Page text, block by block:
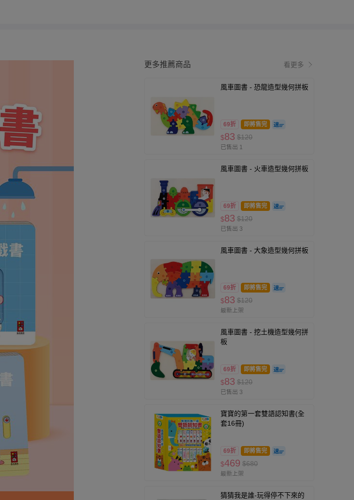
更多推薦商品 看更多
風車圖書 - 恐龍造型幾何拼板
69折 即將售完
$83 $120
已售出 1
風車圖書 - 火車造型幾何拼板
69折 即將售完
$83 $120
已售出 3
風車圖書 - 大象造型幾何拼板
69折 即將售完
$83 $120
最新上架
風車圖書 - 挖土機造型幾何拼
板
69折 即將售完
$83 $120
已售出 3
寶寶的第一套雙語認知書(全
套16冊)
69折 即將售完
$469 $680
最新上架
猜猜我是誰-玩得停不下來的